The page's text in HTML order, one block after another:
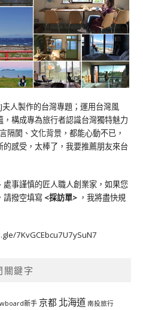
夫人製作的台灣專題；運用台灣風
構成專為旅行者認識台灣獨特魅力
隔閡、文化背景，都能心動不已，
感受，太棒了，我要推薦朋友來台
事謹慎的匠人職人創業家，如果您
請撥空填寫 <採訪單> ，我將盡快規
7KvGCEbcu7U7ySuN7
關鍵字
新手 京都 北海道 南投旅行